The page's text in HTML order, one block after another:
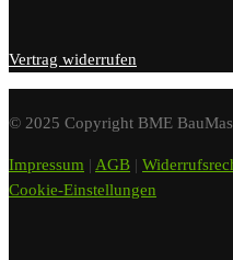
Vertrag widerrufen
© 2025 Copyright BME
Impressum | AGB |
Cookie-Einstellungen